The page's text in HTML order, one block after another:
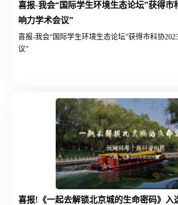
喜报-我会“国际学生环境生态论坛”获得市
响力学术会议”
喜报-我会“国际学生环境生态论坛”获得市科协
议”
喜报!《一起去解锁北京城的生命密码》入